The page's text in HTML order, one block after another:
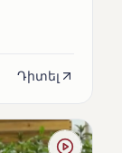
Դիտել